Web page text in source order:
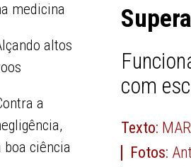
medicina
altos
a
boa ciência
com
Texto:
Fotos: